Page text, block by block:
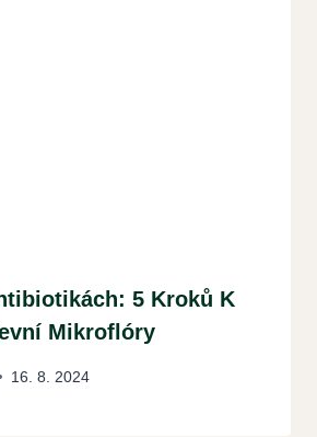
5 Kroků K
Mikroflóry
16. 8. 2024